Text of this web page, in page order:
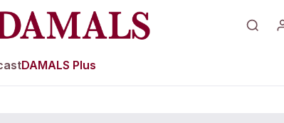
DAMALS Plus